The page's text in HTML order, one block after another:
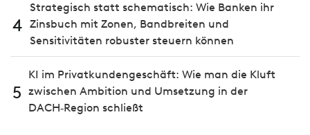
4
Strategisch statt schematisch: Wie Banken ihr
Zinsbuch mit Zonen, Bandbreiten und
Sensitivitäten robuster steuern können
5
KI im Privatkundengeschäft: Wie man die Kluft
zwischen Ambition und Umsetzung in der
DACH‑Region schließt